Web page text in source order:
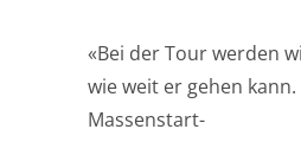
«Bei der Tour werden
wie weit er gehen kann.
Massenstart-